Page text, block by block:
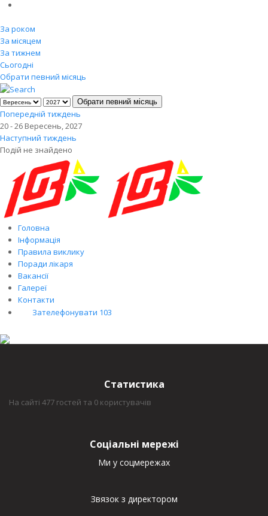
За роком
За місяцем
За тижнем
Сьогодні
Обрати певний місяць
Обрати певний місяць
Попередній тиждень
20 - 26 Вересень, 2027
Наступний тиждень
Подій не знайдено
Головна
Інформація
Правила виклику
Поради лікаря
Вакансії
Галереї
Контакти
Зателефонувати 103
Статистика
На сайті 477 гостей та 0 користувачів
Соціальні мережі
Ми у соцмережах
Звязок з директором